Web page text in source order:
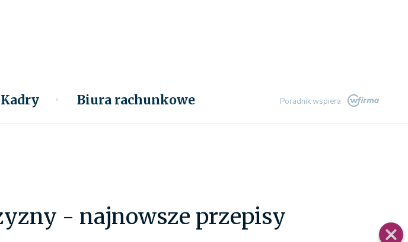
Kadry Biura rachunkowe Poradnik wspiera
- najnowsze przepisy